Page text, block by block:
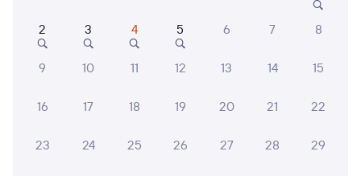
от 1 ⁠748 ⁠₽ 3 ⁠005 ⁠₽
Выберите дату
571Э Проходящий 7,6
21:52 12:53
15 ч 1 м в пути
2 3 4 5 6 7 8
9 10 11 12 13 14 15
16 17 18 19 20 21 22
23 24 25 26 27 28 29